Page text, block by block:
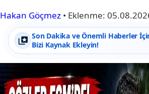
Hakan Göçmez • Eklenme:
Son Dakika ve Önemli Haberler
Bizi Kaynak Ekleyin!